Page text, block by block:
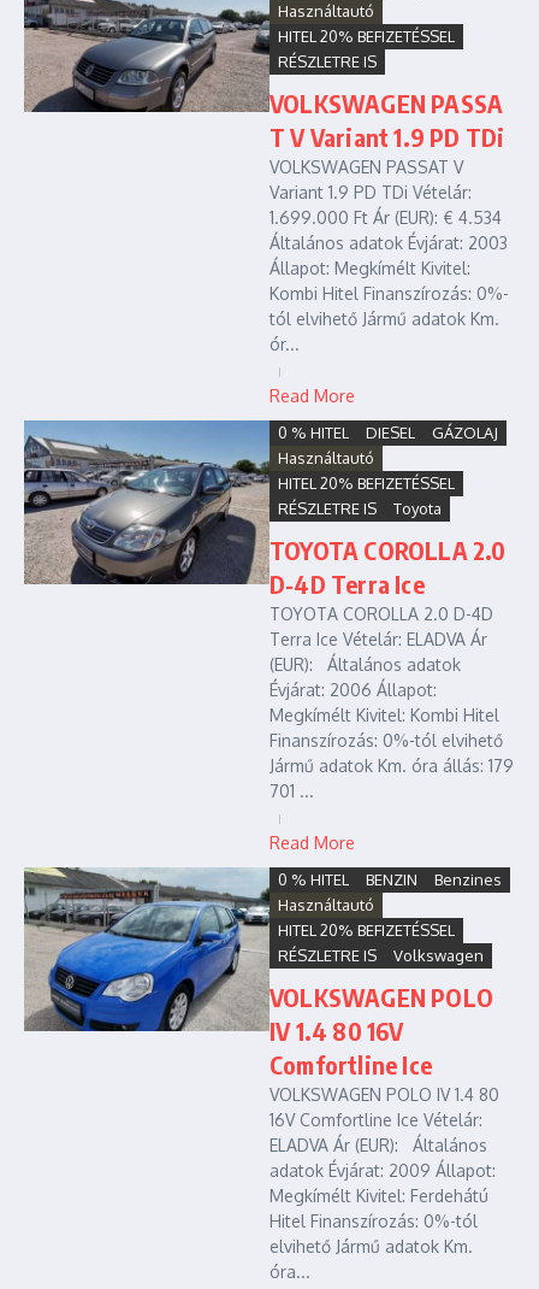
Használtautó
HITEL 20% BEFIZETÉSSEL
RÉSZLETRE IS
VOLKSWAGEN PASSA
T V Variant 1.9 PD TDi
VOLKSWAGEN PASSAT V
Variant 1.9 PD TDi Vételár:
1.699.000 Ft Ár (EUR): € 4.534
Általános adatok Évjárat: 2003
Állapot: Megkímélt Kivitel:
Kombi Hitel Finanszírozás: 0%-
tól elvihető Jármű adatok Km.
ór...
Read More
0 % HITEL DIESEL
GÁZOLAJ
Használtautó
HITEL 20% BEFIZETÉSSEL
RÉSZLETRE IS
Toyota
TOYOTA COROLLA 2.0
D-4D Terra Ice
TOYOTA COROLLA 2.0 D-4D
Terra Ice Vételár: ELADVA Ár
(EUR): Általános adatok
Évjárat: 2006 Állapot:
Megkímélt Kivitel: Kombi Hitel
Finanszírozás: 0%-tól elvihető
Jármű adatok Km. óra állás: 179
701 ...
Read More
0 % HITEL BENZIN
Benzines
Használtautó
HITEL 20% BEFIZETÉSSEL
RÉSZLETRE IS
Volkswagen
VOLKSWAGEN POLO
IV 1.4 80 16V
Comfortline Ice
VOLKSWAGEN POLO IV 1.4 80
16V Comfortline Ice Vételár:
ELADVA Ár (EUR): Általános
adatok Évjárat: 2009 Állapot:
Megkímélt Kivitel: Ferdehátú
Hitel Finanszírozás: 0%-tól
elvihető Jármű adatok Km.
óra...